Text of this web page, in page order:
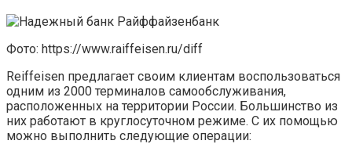
Фото: https://www.raiffeisen.ru/diff
Reiffeisen предлагает своим клиентам воспользоваться
одним из 2000 терминалов самообслуживания,
расположенных на территории России. Большинство из
них работают в круглосуточном режиме. С их помощью
можно выполнить следующие операции: